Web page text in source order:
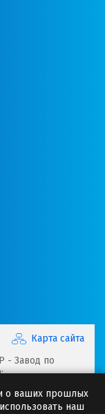
Карта сайта
- Завод по
растворов
о ваших прошлых
наш